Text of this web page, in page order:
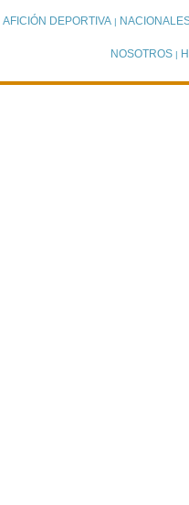
AFICIÓN DEPORTIVA|
NOSOTROS |